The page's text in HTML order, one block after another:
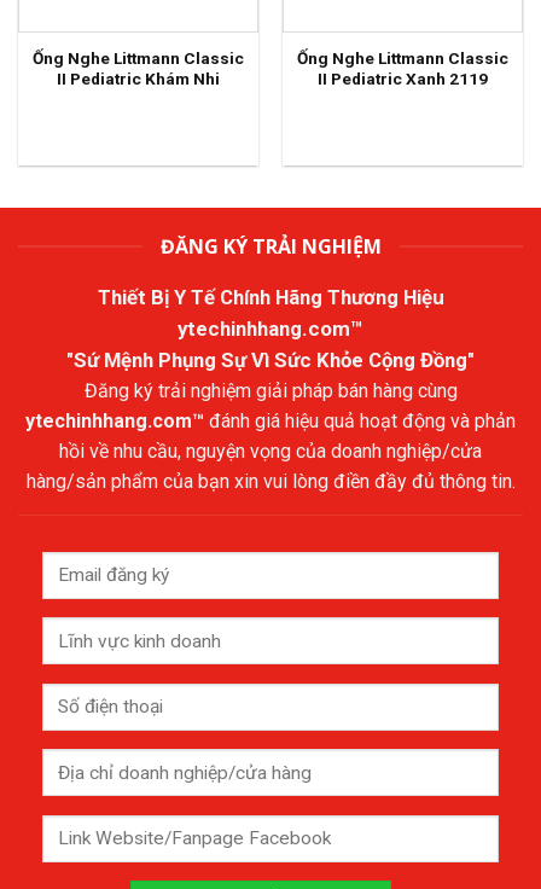
Ống Nghe Littmann Classic
II Pediatric Khám Nhi
Ống Nghe Littmann Classic
II Pediatric Xanh 2119
ĐĂNG KÝ TRẢI NGHIỆM
Thiết Bị Y Tế Chính Hãng Thương Hiệu
ytechinhhang.com™
"Sứ Mệnh Phụng Sự Vì Sức Khỏe Cộng Đồng"
Đăng ký trải nghiệm giải pháp bán hàng cùng
ytechinhhang.com™ đánh giá hiệu quả hoạt động và phản
hồi về nhu cầu, nguyện vọng của doanh nghiệp/cửa
hàng/sản phẩm của bạn xin vui lòng điền đầy đủ thông tin.